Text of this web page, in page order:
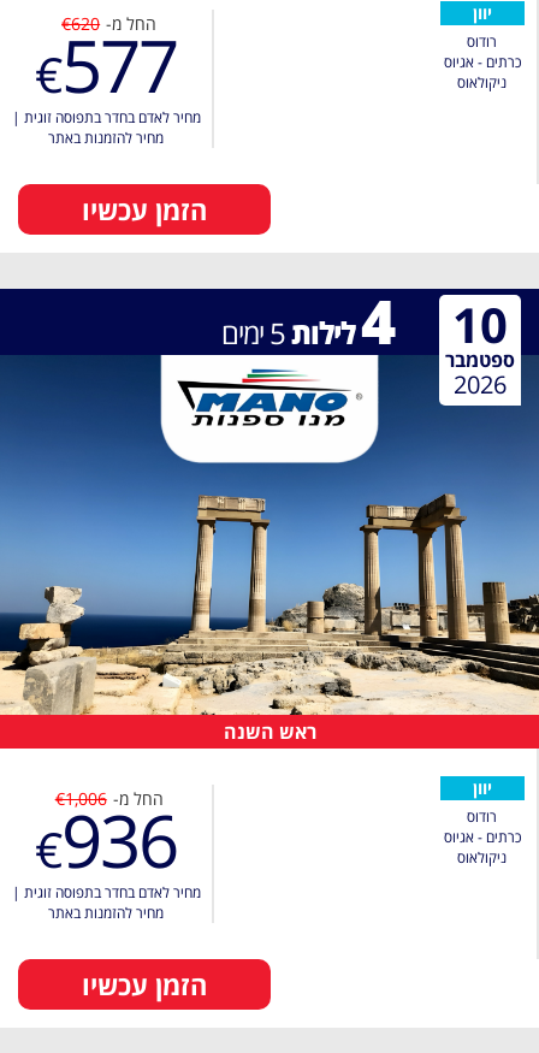
יוון
רודוס
כרתים - אגיוס
ניקולאוס
החל מ- €620
€577
מחיר לאדם בחדר בתפוסה זוגית |
מחיר להזמנות באתר
הזמן עכשיו
4לילות5ימים
ראש השנה
10
ספטמבר
2026
יוון
רודוס
כרתים - אגיוס
ניקולאוס
החל מ- €1,006
€936
מחיר לאדם בחדר בתפוסה זוגית |
מחיר להזמנות באתר
הזמן עכשיו